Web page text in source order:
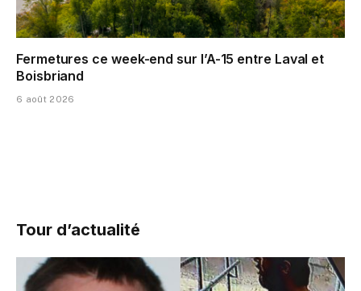
Fermetures ce week-end sur l’A-15 entre Laval et
Boisbriand
6 août 2026
Tour d’actualité